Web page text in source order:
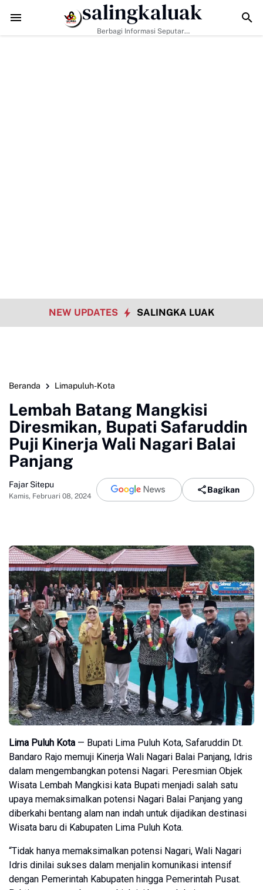
Tantangan Era Digital, Arisal Aziz Ajak Masyarakat Perkuat Nilai
salingkaluak
Berbagi Informasi Seputar
NEW UPDATES SALINGKA LUAK
Beranda Limapuluh-Kota
Lembah Batang Mangkisi
Diresmikan, Bupati Safaruddin
Puji Kinerja Wali Nagari Balai
Panjang
Fajar Sitepu
Kamis, Februari 08, 2024
Bagikan
Lima Puluh Kota — Bupati Lima Puluh Kota, Safaruddin Dt.
Bandaro Rajo memuji Kinerja Wali Nagari Balai Panjang, Idris
dalam mengembangkan potensi Nagari. Peresmian Objek
Wisata Lembah Mangkisi kata Bupati menjadi salah satu
upaya memaksimalkan potensi Nagari Balai Panjang yang
diberkahi bentang alam nan indah untuk dijadikan destinasi
Wisata baru di Kabupaten Lima Puluh Kota.
“Tidak hanya memaksimalkan potensi Nagari, Wali Nagari
Idris dinilai sukses dalam menjalin komunikasi intensif
dengan Pemerintah Kabupaten hingga Pemerintah Pusat.